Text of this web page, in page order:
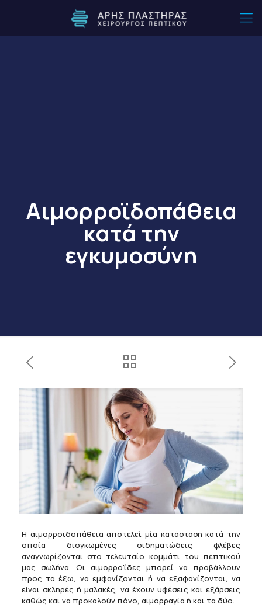
Αιμορροϊδοπάθεια
κατά την
εγκυμοσύνη
Η αιμορροϊδοπάθεια αποτελεί μία κατάσταση κατά την
οποία διογκωμένες οιδηματώδεις φλέβες
αναγνωρίζονται στο τελευταίο κομμάτι του πεπτικού
μας σωλήνα. Οι αιμορροΐδες μπορεί να προβάλλουν
προς τα έξω, να εμφανίζονται ή να εξαφανίζονται, να
είναι σκληρές ή μαλακές, να έχουν υφέσεις και εξάρσεις
καθώς και να προκαλούν πόνο, αιμορραγία ή και τα δύο.